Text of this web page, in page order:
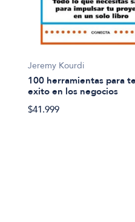
Jeremy Kourdi
100 herramientas para
exito en los negocios
$41.999